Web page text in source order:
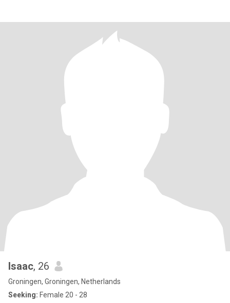
Isaac, 26
Groningen, Groningen, Netherlands
Seeking: Female 20 - 28